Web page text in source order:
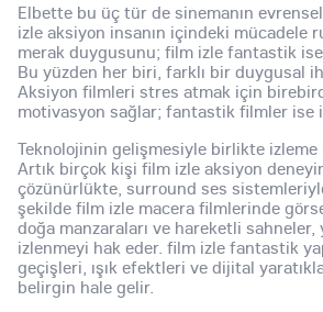
Elbette bu üç tür de sinemanın
izle aksiyon insanın içindeki mücadele
merak duygusunu; film izle fantastik
Bu yüzden her biri, farklı bir duygusal
Aksiyon filmleri stres atmak için
motivasyon sağlar; fantastik filmler ise
Teknolojinin gelişmesiyle birlikte
Artık birçok kişi film izle aksiyon
çözünürlükte, surround ses
şekilde film izle macera filmlerinde
doğa manzaraları ve hareketli
izlenmeyi hak eder. film izle fantastik
geçişleri, ışık efektleri ve dijital
belirgin hale gelir.